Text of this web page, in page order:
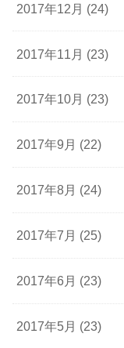
2017年12月 (24)
2017年11月 (23)
2017年10月 (23)
2017年9月 (22)
2017年8月 (24)
2017年7月 (25)
2017年6月 (23)
2017年5月 (23)